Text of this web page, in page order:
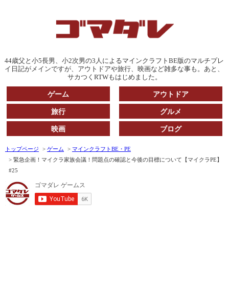
44歳父と小5長男、小2次男の3人によるマインクラフトBE版のマルチプレ
イ日記がメインですが、アウトドアや旅行、映画など雑多な事も。あと、
サカつくRTWもはじめました。
ゲーム アウトドア
旅行 グルメ
映画 ブログ
トップページ ゲーム
マインクラフトBE・PE
緊急企画！マイクラ家族会議！問題点の確認と今後の目標について【マイクラPE】
#25